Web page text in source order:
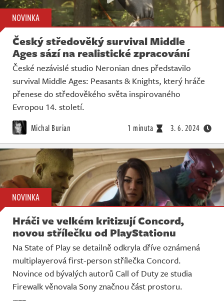
NOVINKA
Český středověký survival Middle
Ages sází na realistické zpracování
České nezávislé studio Neronian dnes představilo
survival Middle Ages: Peasants & Knights, který hráče
přenese do středověkého světa inspirovaného
Evropou 14. století.
Michal Burian 1 minuta 3. 6. 2024
NOVINKA
Hráči ve velkém kritizují Concord,
novou střílečku od PlayStationu
Na State of Play se detailně odkryla dříve oznámená
multiplayerová first-person střílečka Concord.
Novince od bývalých autorů Call of Duty ze studia
Firewalk věnovala Sony značnou část prostoru.